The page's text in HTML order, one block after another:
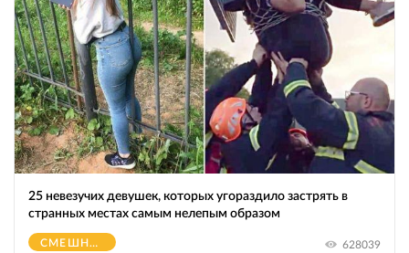
25 невезучих девушек, которых угораздило застрять в
странных местах самым нелепым образом
СМЕШНОЕ 628039